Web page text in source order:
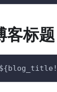
客标题